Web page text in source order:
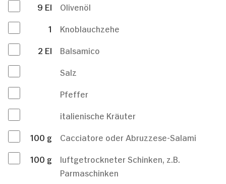
9 El
Olivenöl
1
Knoblauchzehe
2 El
Balsamico
Salz
Pfeffer
italienische Kräuter
100 g
Cacciatore oder Abruzzese-Salami
100 g
luftgetrockneter Schinken, z.B.
Parmaschinken